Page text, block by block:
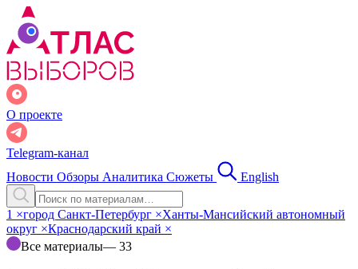
О проекте
Telegram-канал
Новости Обзоры Аналитика Сюжеты English
1 ×город Санкт-Петербург ×Ханты-Мансийский автономный
округ ×Краснодарский край ×
Все материалы— 33